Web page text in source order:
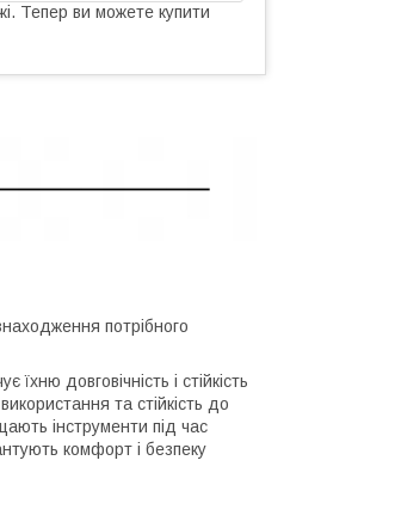
Тепер ви можете купити
потрібного
довговічність і стійкість
та стійкість до
інструменти під час
комфорт і безпеку